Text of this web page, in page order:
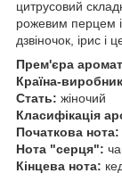
цитрусовий
рожевим перцем
дзвіночок, ірис і
Прем'єра
Країна-
Стать: жіночий
Класифікація
Початкова нота:
Нота "серця":
Кінцева нота: